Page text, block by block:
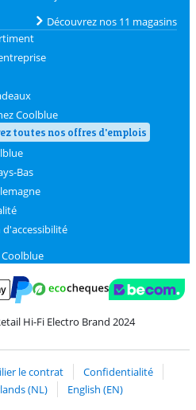
Découvrez nos 11 magasins
Coolblue
toutes nos offres d'emplois
Bas
via ClickToPay
Hi-Fi Electro Brand 2024
le contrat
Confidentialité
(NL)
English (EN)